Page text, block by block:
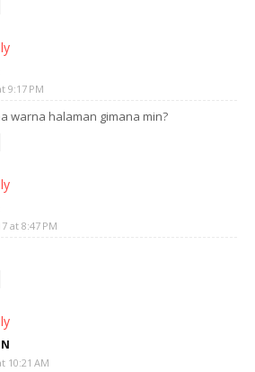
9:17 PM
warna halaman gimana min?
at 8:47 PM
10:21 AM